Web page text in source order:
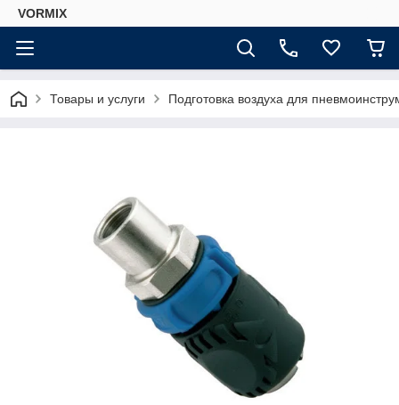
VORMIX
Товары и услуги Подготовка воздуха для